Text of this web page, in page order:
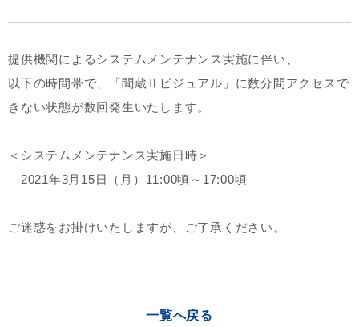
提供機関によるシステムメンテナンス実施に伴い、
以下の時間帯で、「聞蔵Ⅱビジュアル」に数分間アクセスで
きない状態が数回発生いたします。
＜システムメンテナンス実施日時＞
2021年3月15日（月）11:00頃～17:00頃
ご迷惑をお掛けいたしますが、ご了承ください。
一覧へ戻る